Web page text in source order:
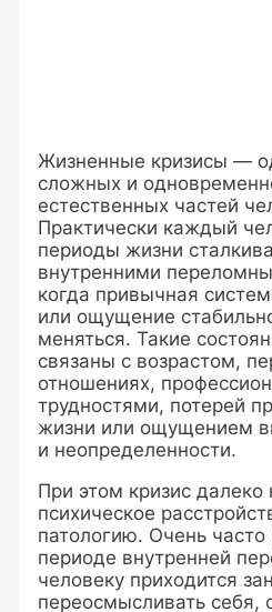
Жизненные кризисы —
сложных и
естественных частей
Практически каждый
периоды жизни
внутренними
когда привычная
или ощущение
меняться. Такие
связаны с возрастом,
отношениях,
трудностями, потерей
жизни или ощущением
и неопределенности.
При этом кризис далеко
психическое
патологию. Очень часто
периоде внутренней
человеку приходится
переосмысливать себя,